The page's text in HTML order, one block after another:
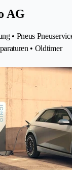
AG
• Pneus
• Oldtimer